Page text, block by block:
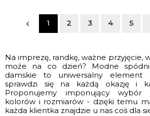
1 2 3 4 5
Na imprezę, randkę, ważne przyjęcie,
może na co dzień? Modne
damskie to uniwersalny element
sprawdzi się na każdą okazję i
Proponujemy imponujący wybór
kolorów i rozmiarów - dzięki temu
każda klientka znajdzie u nas coś dla